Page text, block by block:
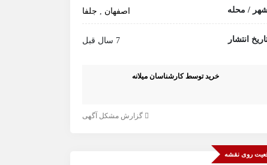
/ محله اصفهان جلفا
انتشار 7 سال قبل
خرید توسط کارشناسان میلانه
گزارش مشکل آگهی
روی نقشه